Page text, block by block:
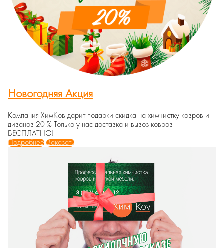
Новогодняя Акция
Компания ХимКов дарит подарки скидка на химчистку ковров и
диванов 20 % Только у нас доставка и вывоз ковров
БЕСПЛАТНО!
Подробнее Заказать